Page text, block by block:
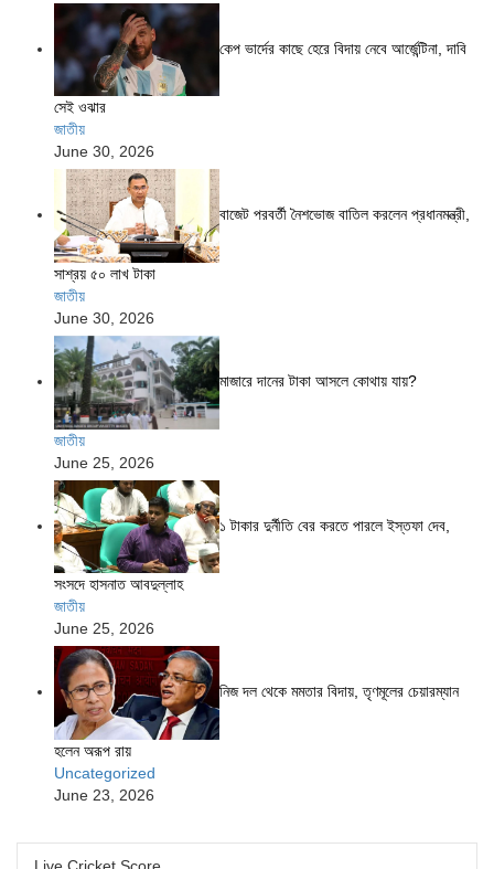
কেপ ভার্দের কাছে হেরে বিদায় নেবে আর্জেন্টিনা, দাবি
সেই ওঝার
জাতীয়
June 30, 2026
বাজেট পরবর্তী নৈশভোজ বাতিল করলেন প্রধানমন্ত্রী,
সাশ্রয় ৫০ লাখ টাকা
জাতীয়
June 30, 2026
মাজারে দানের টাকা আসলে কোথায় যায়?
জাতীয়
June 25, 2026
১ টাকার দুর্নীতি বের করতে পারলে ইস্তফা দেব,
সংসদে হাসনাত আবদুল্লাহ
জাতীয়
June 25, 2026
নিজ দল থেকে মমতার বিদায়, তৃণমূলের চেয়ারম্যান
হলেন অরূপ রায়
Uncategorized
June 23, 2026
Live Cricket Score